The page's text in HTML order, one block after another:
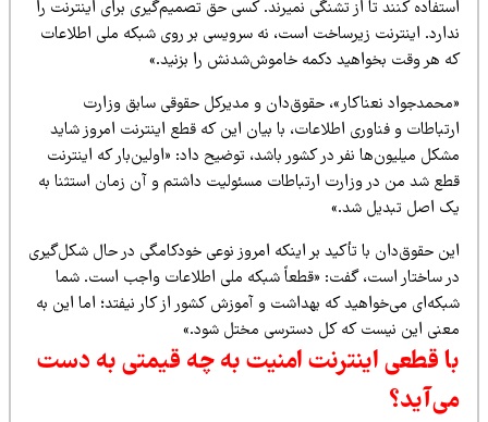
کنند تا از تشنگی نمیرند. کسی حق تصمیم‌گیری برای اینترنت را
اینترنت زیرساخت است، نه سرویسی بر روی شبکه ملی اطلاعات
هر وقت بخواهید دکمه خاموش‌شدنش را بزنید.»
نعناکار»، حقوق‌دان و مدیرکل حقوقی سابق وزارت
و فناوری اطلاعات، با بیان این که قطع اینترنت امروز شاید
میلیون‌ها نفر در کشور باشد، توضیح داد: «اولین‌بار که اینترنت
شد من در وزارت ارتباطات مسئولیت داشتم و آن زمان استثنا به
اصل تبدیل شد.»
حقوق‌دان با تأکید بر اینکه امروز نوعی خودکامگی در حال شکل‌گیری
ساختار است، گفت: «قطعاً شبکه ملی اطلاعات واجب است. شما
می‌خواهید که بهداشت و آموزش کشور از کار نیفتد؛ اما این به
این نیست که کل دسترسی مختل شود.»
قطعی اینترنت امنیت به چه قیمتی به دست